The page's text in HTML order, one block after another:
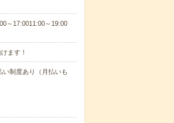
～17:0011:00～19:00
ます！
制度あり（月払いも